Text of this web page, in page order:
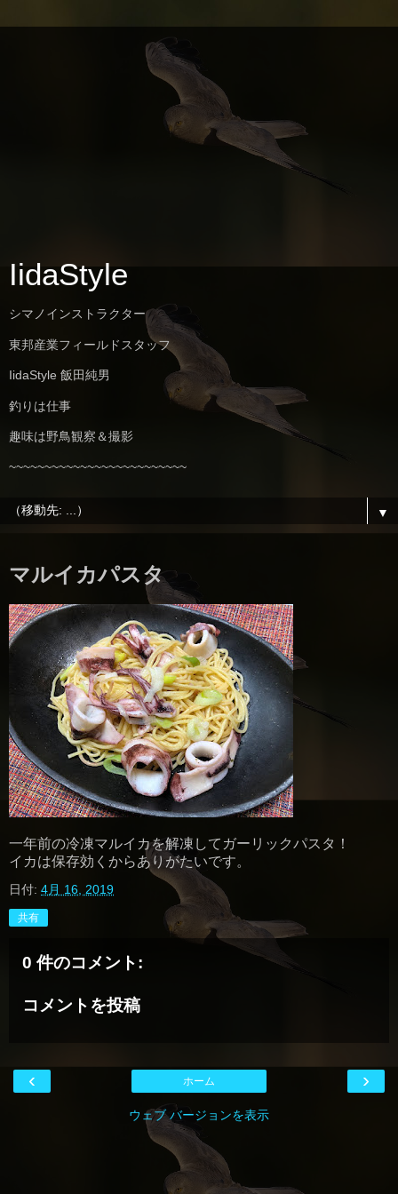
IidaStyle
シマノインストラクター
東邦産業フィールドスタッフ
IidaStyle 飯田純男
釣りは仕事
趣味は野鳥観察＆撮影
~~~~~~~~~~~~~~~~~~~~~~~~~
▼
マルイカパスタ
一年前の冷凍マルイカを解凍してガーリックパスタ！
イカは保存効くからありがたいです。
日付: 4月 16, 2019
共有
0 件のコメント:
コメントを投稿
‹ ›
ホーム
ウェブ バージョンを表示